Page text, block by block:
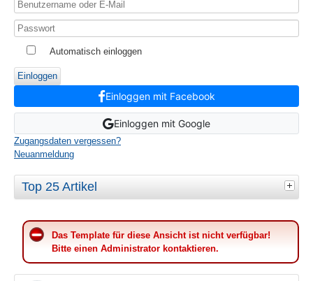
Automatisch einloggen
Einloggen
Einloggen mit Facebook
Einloggen mit Google
Zugangsdaten vergessen?
Neuanmeldung
Top 25 Artikel
Das Template für diese Ansicht ist nicht verfügbar!
Bitte einen Administrator kontaktieren.